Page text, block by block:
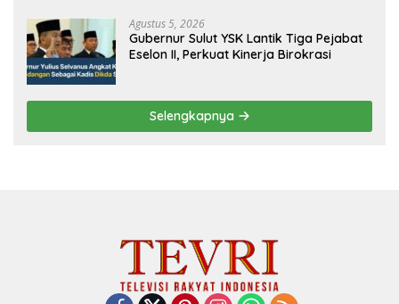
Agustus 5, 2026
Gubernur Sulut YSK Lantik Tiga Pejabat
Eselon II, Perkuat Kinerja Birokrasi
Selengkapnya